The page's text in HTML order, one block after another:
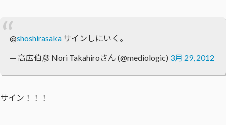
@shoshirasaka サインしにいく。
— 高広伯彦 Nori Takahiroさん (@mediologic) 3月 29, 2012
サイン！！！